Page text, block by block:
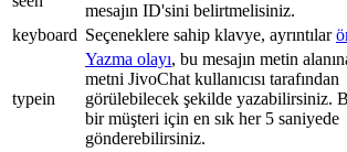
mesajın ID'sini belirtmelisiniz.
keyboard Seçeneklere sahip klavye, ayrıntılar
typein
Yazma olayı, bu mesajın metin
metni JivoChat kullanıcısı tarafından
görülebilecek şekilde yazabilirsiniz.
bir müşteri için en sık her 5 saniyede
gönderebilirsiniz.